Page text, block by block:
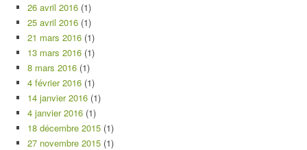
26 avril 2016 (1)
25 avril 2016 (1)
21 mars 2016 (1)
13 mars 2016 (1)
8 mars 2016 (1)
4 février 2016 (1)
14 janvier 2016 (1)
4 janvier 2016 (1)
18 décembre 2015 (1)
27 novembre 2015 (1)